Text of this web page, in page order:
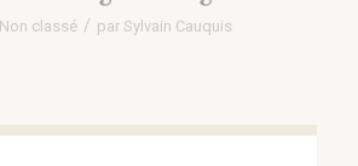
Non classé / par Sylvain Cauquis